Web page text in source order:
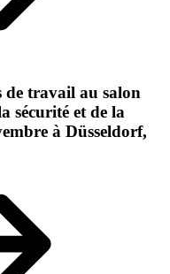
de travail au salon
sécurité et de la
à Düsseldorf,